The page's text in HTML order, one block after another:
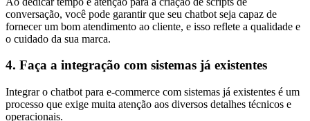
conversação, você pode garantir que seu chatbot seja capaz de
fornecer um bom atendimento ao cliente, e isso reflete a qualidade e
o cuidado da sua marca.
4. Faça a integração com sistemas já existentes
Integrar o chatbot para e-commerce com sistemas já existentes é um
processo que exige muita atenção aos diversos detalhes técnicos e
operacionais.